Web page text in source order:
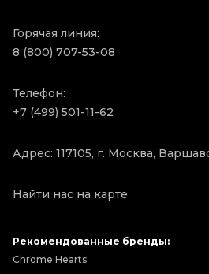
Горячая линия:
8 (800) 707-53-08
Телефон:
+7 (499) 501-11-62
Адрес: 117105, г. Москва,
Найти нас на карте
Рекомендованные бренды:
Chrome Hearts